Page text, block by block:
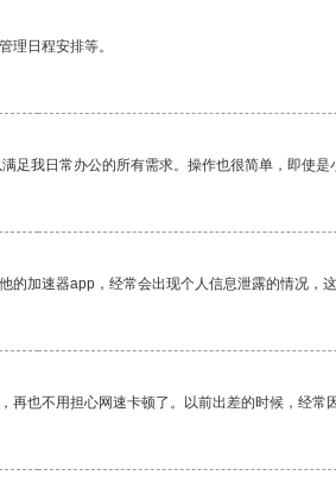
理日程安排等。
我日常办公的所有需求。操作也很简单，即使是
加速器app，经常会出现个人信息泄露的情况，这
也不用担心网速卡顿了。以前出差的时候，经常